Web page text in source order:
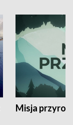
Misja